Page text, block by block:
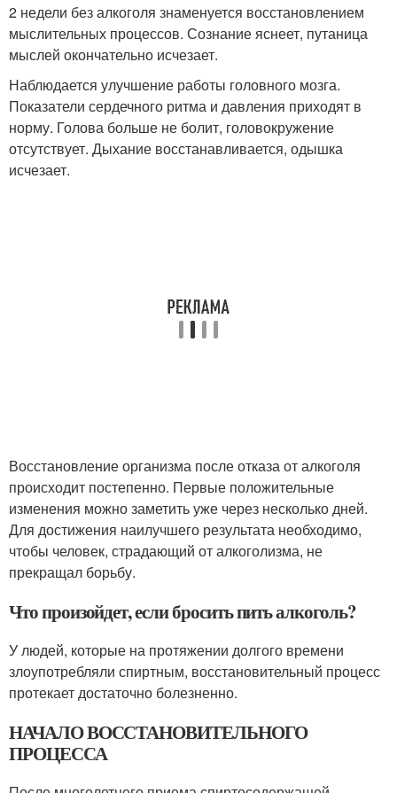
2 недели без алкоголя знаменуется восстановлением
мыслительных процессов. Сознание яснеет, путаница
мыслей окончательно исчезает.
Наблюдается улучшение работы головного мозга.
Показатели сердечного ритма и давления приходят в
норму. Голова больше не болит, головокружение
отсутствует. Дыхание восстанавливается, одышка
исчезает.
Восстановление организма после отказа от алкоголя
происходит постепенно. Первые положительные
изменения можно заметить уже через несколько дней.
Для достижения наилучшего результата необходимо,
чтобы человек, страдающий от алкоголизма, не
прекращал борьбу.
Что произойдет, если бросить пить алкоголь?
У людей, которые на протяжении долгого времени
злоупотребляли спиртным, восстановительный процесс
протекает достаточно болезненно.
НАЧАЛО ВОССТАНОВИТЕЛЬНОГО
ПРОЦЕССА